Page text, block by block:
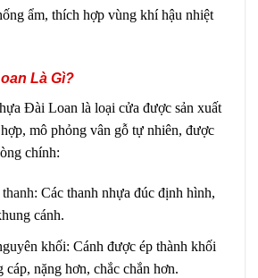
ẩm, thích hợp vùng khí hậu nhiệt
Là Gì?
Đài Loan là loại cửa được sản xuất
mô phỏng vân gỗ tự nhiên, được
chính:
Các thanh nhựa đúc định hình,
cánh.
khối: Cánh được ép thành khối
cáp, nặng hơn, chắc chắn hơn.